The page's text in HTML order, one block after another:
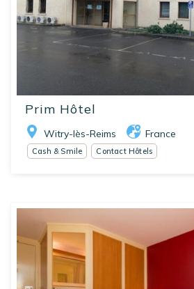
Prim Hôtel
Witry-lès-Reims France
Cash & Smile Contact Hôtels